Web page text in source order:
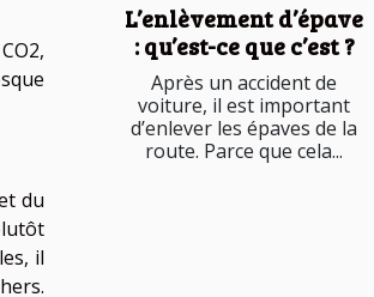
du
il
L’enlèvement d’épave
: qu’est-ce que c’est ?
Après un accident de
voiture, il est important
d’enlever les épaves de la
route. Parce que cela...